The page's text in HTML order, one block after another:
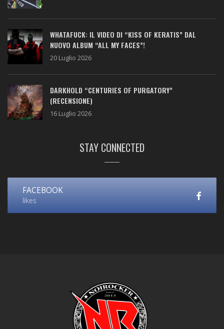
WHATAFUCK: IL VIDEO DI “KISS OF KERATIS” DAL
NUOVO ALBUM “ALL MY FACES”!
20 Luglio 2026
DARKHOLD “CENTURIES OF PURGATORY”
(RECENSIONE)
16 Luglio 2026
STAY CONNECTED
FACEBOOK
likes